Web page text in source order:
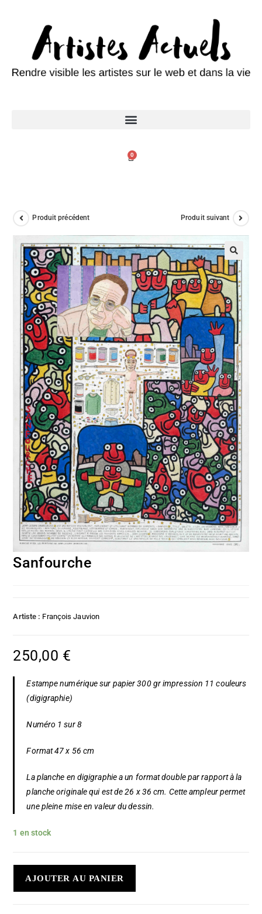
0
Produit précédent Produit suivant
Sanfourche
Artiste : François Jauvion
250,00 €
Estampe numérique sur papier 300 gr impression 11 couleurs
(digigraphie)
Numéro 1 sur 8
Format 47 x 56 cm
La planche en digigraphie a un format double par rapport à la
planche originale qui est de 26 x 36 cm. Cette ampleur permet
une pleine mise en valeur du dessin.
1 en stock
AJOUTER AU PANIER